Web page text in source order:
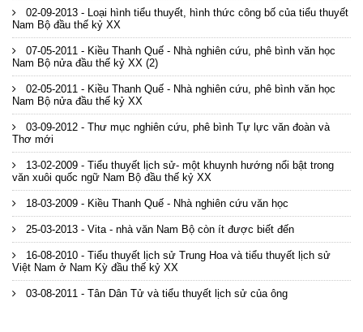
02-09-2013 - Loại hình tiểu thuyết, hình thức công bố của tiểu thuyết
Nam Bộ đầu thế kỷ XX
07-05-2011 - Kiều Thanh Quế - Nhà nghiên cứu, phê bình văn học
Nam Bộ nửa đầu thế kỷ XX (2)
02-05-2011 - Kiều Thanh Quế - Nhà nghiên cứu, phê bình văn học
Nam Bộ nửa đầu thế kỷ XX
03-09-2012 - Thư mục nghiên cứu, phê bình Tự lực văn đoàn và
Thơ mới
13-02-2009 - Tiểu thuyết lịch sử- một khuynh hướng nổi bật trong
văn xuôi quốc ngữ Nam Bộ đầu thế kỷ XX
18-03-2009 - Kiều Thanh Quế - Nhà nghiên cứu văn học
25-03-2013 - Vita - nhà văn Nam Bộ còn ít được biết đến
16-08-2010 - Tiểu thuyết lịch sử Trung Hoa và tiểu thuyết lịch sử
Việt Nam ở Nam Kỳ đầu thế kỷ XX
03-08-2011 - Tân Dân Tử và tiểu thuyết lịch sử của ông